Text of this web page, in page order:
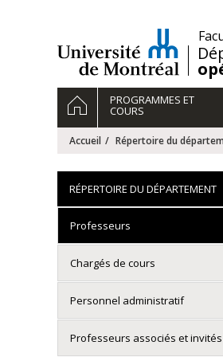
/
Navigation
principale
ACCUEILPROGRAMMES ET
COURS
Accueil Répertoire du
RÉPERTOIRE DU DÉPARTEMENT
Professeurs
Chargés de cours
Personnel administratif
Professeurs associés et invités